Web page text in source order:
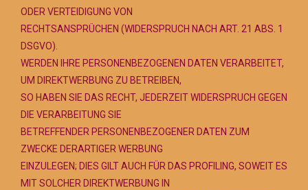
ODER VERTEIDIGUNG VON
RECHTSANSPRÜCHEN (WIDERSPRUCH NACH ART. 21 ABS. 1
DSGVO).
WERDEN IHRE PERSONENBEZOGENEN DATEN VERARBEITET,
UM DIREKTWERBUNG ZU BETREIBEN,
SO HABEN SIE DAS RECHT, JEDERZEIT WIDERSPRUCH GEGEN
DIE VERARBEITUNG SIE
BETREFFENDER PERSONENBEZOGENER DATEN ZUM
ZWECKE DERARTIGER WERBUNG
EINZULEGEN; DIES GILT AUCH FÜR DAS PROFILING, SOWEIT ES
MIT SOLCHER DIREKTWERBUNG IN